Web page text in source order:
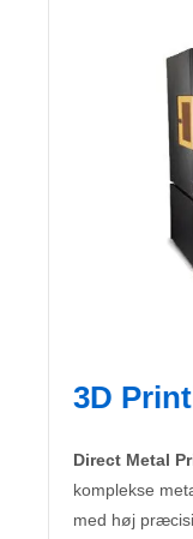
3D
Direct Metal
komplekse
med høj